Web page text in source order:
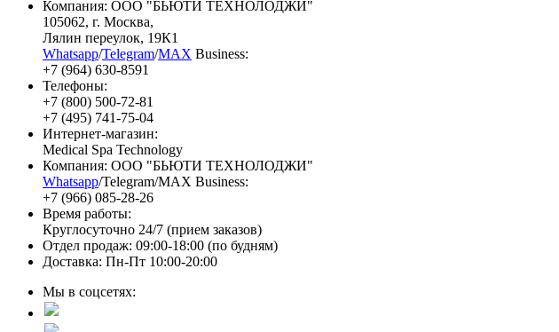
Компания: ООО "БЬЮТИ ТЕХНОЛОДЖИ"
105062, г. Москва,
Лялин переулок, 19К1
Whatsapp/Telegram/MAX Business:
+7 (964) 630-8591
Телефоны:
+7 (800) 500-72-81
+7 (495) 741-75-04
Интернет-магазин:
Medical Spa Technology
Компания: ООО "БЬЮТИ ТЕХНОЛОДЖИ"
Whatsapp/Telegram/MAX Business:
+7 (966) 085-28-26
Время работы:
Круглосуточно 24/7 (прием заказов)
Отдел продаж: 09:00-18:00 (по будням)
Доставка: Пн-Пт 10:00-20:00
Мы в соцсетях: